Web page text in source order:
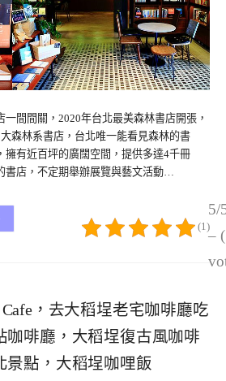
間間關，2020年台北最美森林書店開張，
森林系書店，台北唯一能看見森林的書
擁有近百坪的廣闊空間，提供多達4千冊
書店，不定期舉辦展覽與藝文活動…
5/
–
(1)
，去大稻埕老宅咖啡廳吃
咖啡廳，大稻埕復古風咖啡
景點，大稻埕咖哩飯